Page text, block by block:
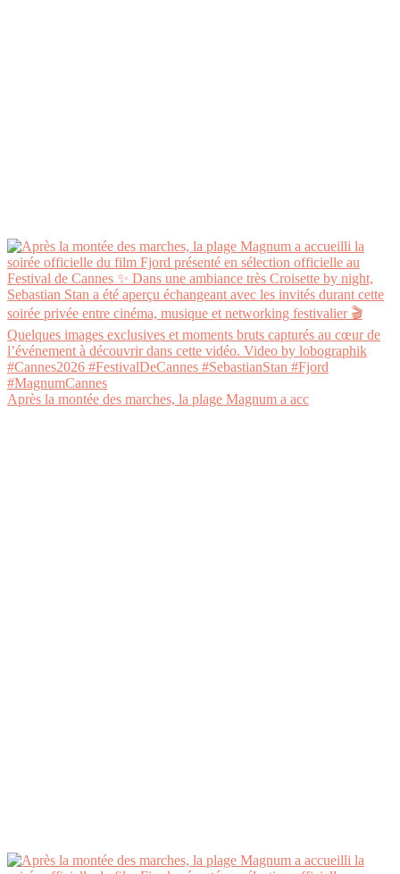
Après la montée des marches, la plage Magnum a acc